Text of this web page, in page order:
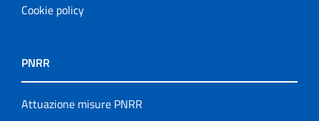
Cookie policy
PNRR
Attuazione misure PNRR